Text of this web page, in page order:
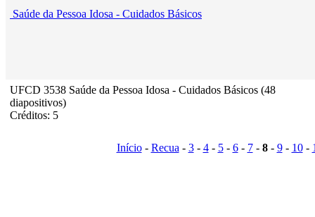
Saúde da Pessoa Idosa - Cuidados Básicos
UFCD 3538 Saúde da Pessoa Idosa - Cuidados Básicos (48
diapositivos)
Créditos: 5
Início- Recua- 3- 4- 5- 6- 7- 8- 9- 10-